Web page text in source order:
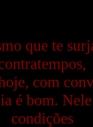
que te
com
é bom.
condições